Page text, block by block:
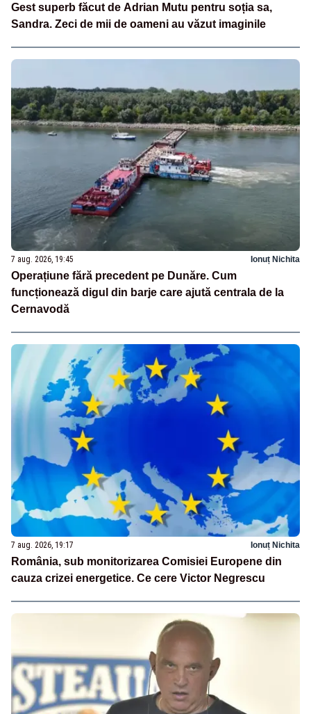
Gest superb făcut de Adrian Mutu pentru soția sa,
Sandra. Zeci de mii de oameni au văzut imaginile
7 aug. 2026, 19:45 Ionuț Nichita
Operațiune fără precedent pe Dunăre. Cum
funcționează digul din barje care ajută centrala de la
Cernavodă
7 aug. 2026, 19:17 Ionuț Nichita
România, sub monitorizarea Comisiei Europene din
cauza crizei energetice. Ce cere Victor Negrescu